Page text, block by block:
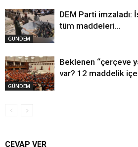
GÜNDEM
DEM Parti imzaladı:
tüm maddeleri…
GÜNDEM
Beklenen “çerçeve
var? 12 maddelik
CEVAP VER